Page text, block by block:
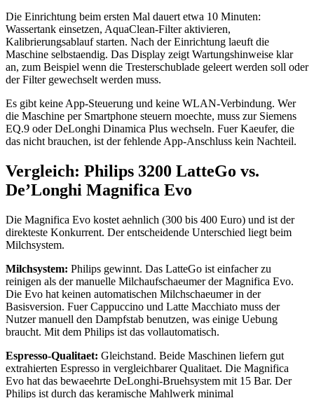
Die Einrichtung beim ersten Mal dauert etwa 10 Minuten:
Wassertank einsetzen, AquaClean-Filter aktivieren,
Kalibrierungsablauf starten. Nach der Einrichtung laeuft die
Maschine selbstaendig. Das Display zeigt Wartungshinweise klar
an, zum Beispiel wenn die Tresterschublade geleert werden soll oder
der Filter gewechselt werden muss.
Es gibt keine App-Steuerung und keine WLAN-Verbindung. Wer
die Maschine per Smartphone steuern moechte, muss zur Siemens
EQ.9 oder DeLonghi Dinamica Plus wechseln. Fuer Kaeufer, die
das nicht brauchen, ist der fehlende App-Anschluss kein Nachteil.
Vergleich: Philips 3200 LatteGo vs.
De’Longhi Magnifica Evo
Die Magnifica Evo kostet aehnlich (300 bis 400 Euro) und ist der
direkteste Konkurrent. Der entscheidende Unterschied liegt beim
Milchsystem.
Milchsystem: Philips gewinnt. Das LatteGo ist einfacher zu
reinigen als der manuelle Milchaufschaeumer der Magnifica Evo.
Die Evo hat keinen automatischen Milchschaeumer in der
Basisversion. Fuer Cappuccino und Latte Macchiato muss der
Nutzer manuell den Dampfstab benutzen, was einige Uebung
braucht. Mit dem Philips ist das vollautomatisch.
Espresso-Qualitaet: Gleichstand. Beide Maschinen liefern gut
extrahierten Espresso in vergleichbarer Qualitaet. Die Magnifica
Evo hat das bewaeehrte DeLonghi-Bruehsystem mit 15 Bar. Der
Philips ist durch das keramische Mahlwerk minimal